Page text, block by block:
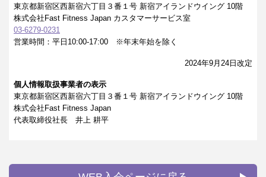
東京都新宿区西新宿六丁目３番１号 新宿アイランドウイング 10階
株式会社Fast Fitness Japan カスタマーサービス室
03-6279-0231
営業時間：平日10:00-17:00 ※年末年始を除く
2024年9月24日改定
個人情報取扱事業者の表示
東京都新宿区西新宿六丁目３番１号 新宿アイランドウイング 10階
株式会社Fast Fitness Japan
代表取締役社長 井上 耕平